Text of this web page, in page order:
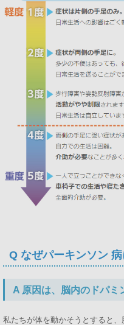
Q なぜパーキンソン 病
A 原因は、脳内のドパミ
私たちが体を動かそうとすると